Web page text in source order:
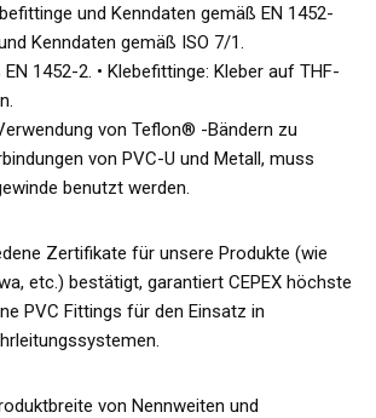
und Kenndaten gemäß EN 1452-
Kenndaten gemäß ISO 7/1.
EN 1452-2. • Klebefittinge: Kleber auf THF-
von Teflon® -Bändern zu
von PVC-U und Metall, muss
benutzt werden.
Zertifikate für unsere Produkte (wie
etc.) bestätigt, garantiert CEPEX höchste
PVC Fittings für den Einsatz in
von Nennweiten und